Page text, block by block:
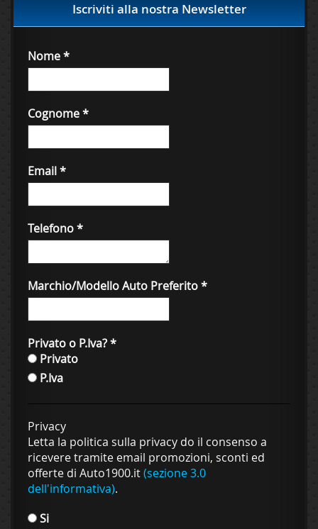
Iscriviti alla nostra Newsletter
Nome*
Cognome*
Email*
Telefono*
Marchio/Modello Auto Preferito*
Privato o P.Iva?*
Privato
P.Iva
Privacy
Letta la politica sulla privacy do il consenso a
ricevere tramite email promozioni, sconti ed
offerte di Auto1900.it(sezione 3.0
dell'informativa).
Si